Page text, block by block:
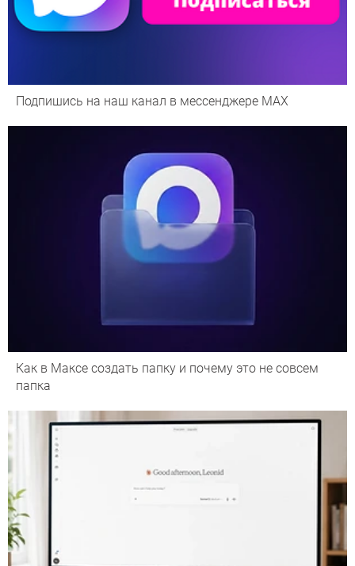
Подпишись на наш канал в мессенджере МАХ
Как в Максе создать папку и почему это не совсем
папка